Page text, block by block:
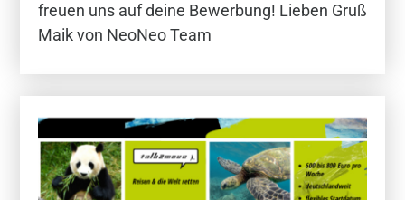
freuen uns auf deine Bewerbung! Lieben Gruß
Maik von NeoNeo Team